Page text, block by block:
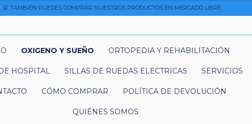
🛒 TAMBIÉN PUEDES COMPRAR NUESTROS PRODUCTOS EN MERCADO LIBRE
OXIGENO Y SUEÑO ORTOPEDIA Y REHABILITACIÓN
HOSPITAL SILLAS DE RUEDAS ELECTRICAS SERVICIOS
CÓMO COMPRAR POLÍTICA DE DEVOLUCIÓN
QUIÉNES SOMOS